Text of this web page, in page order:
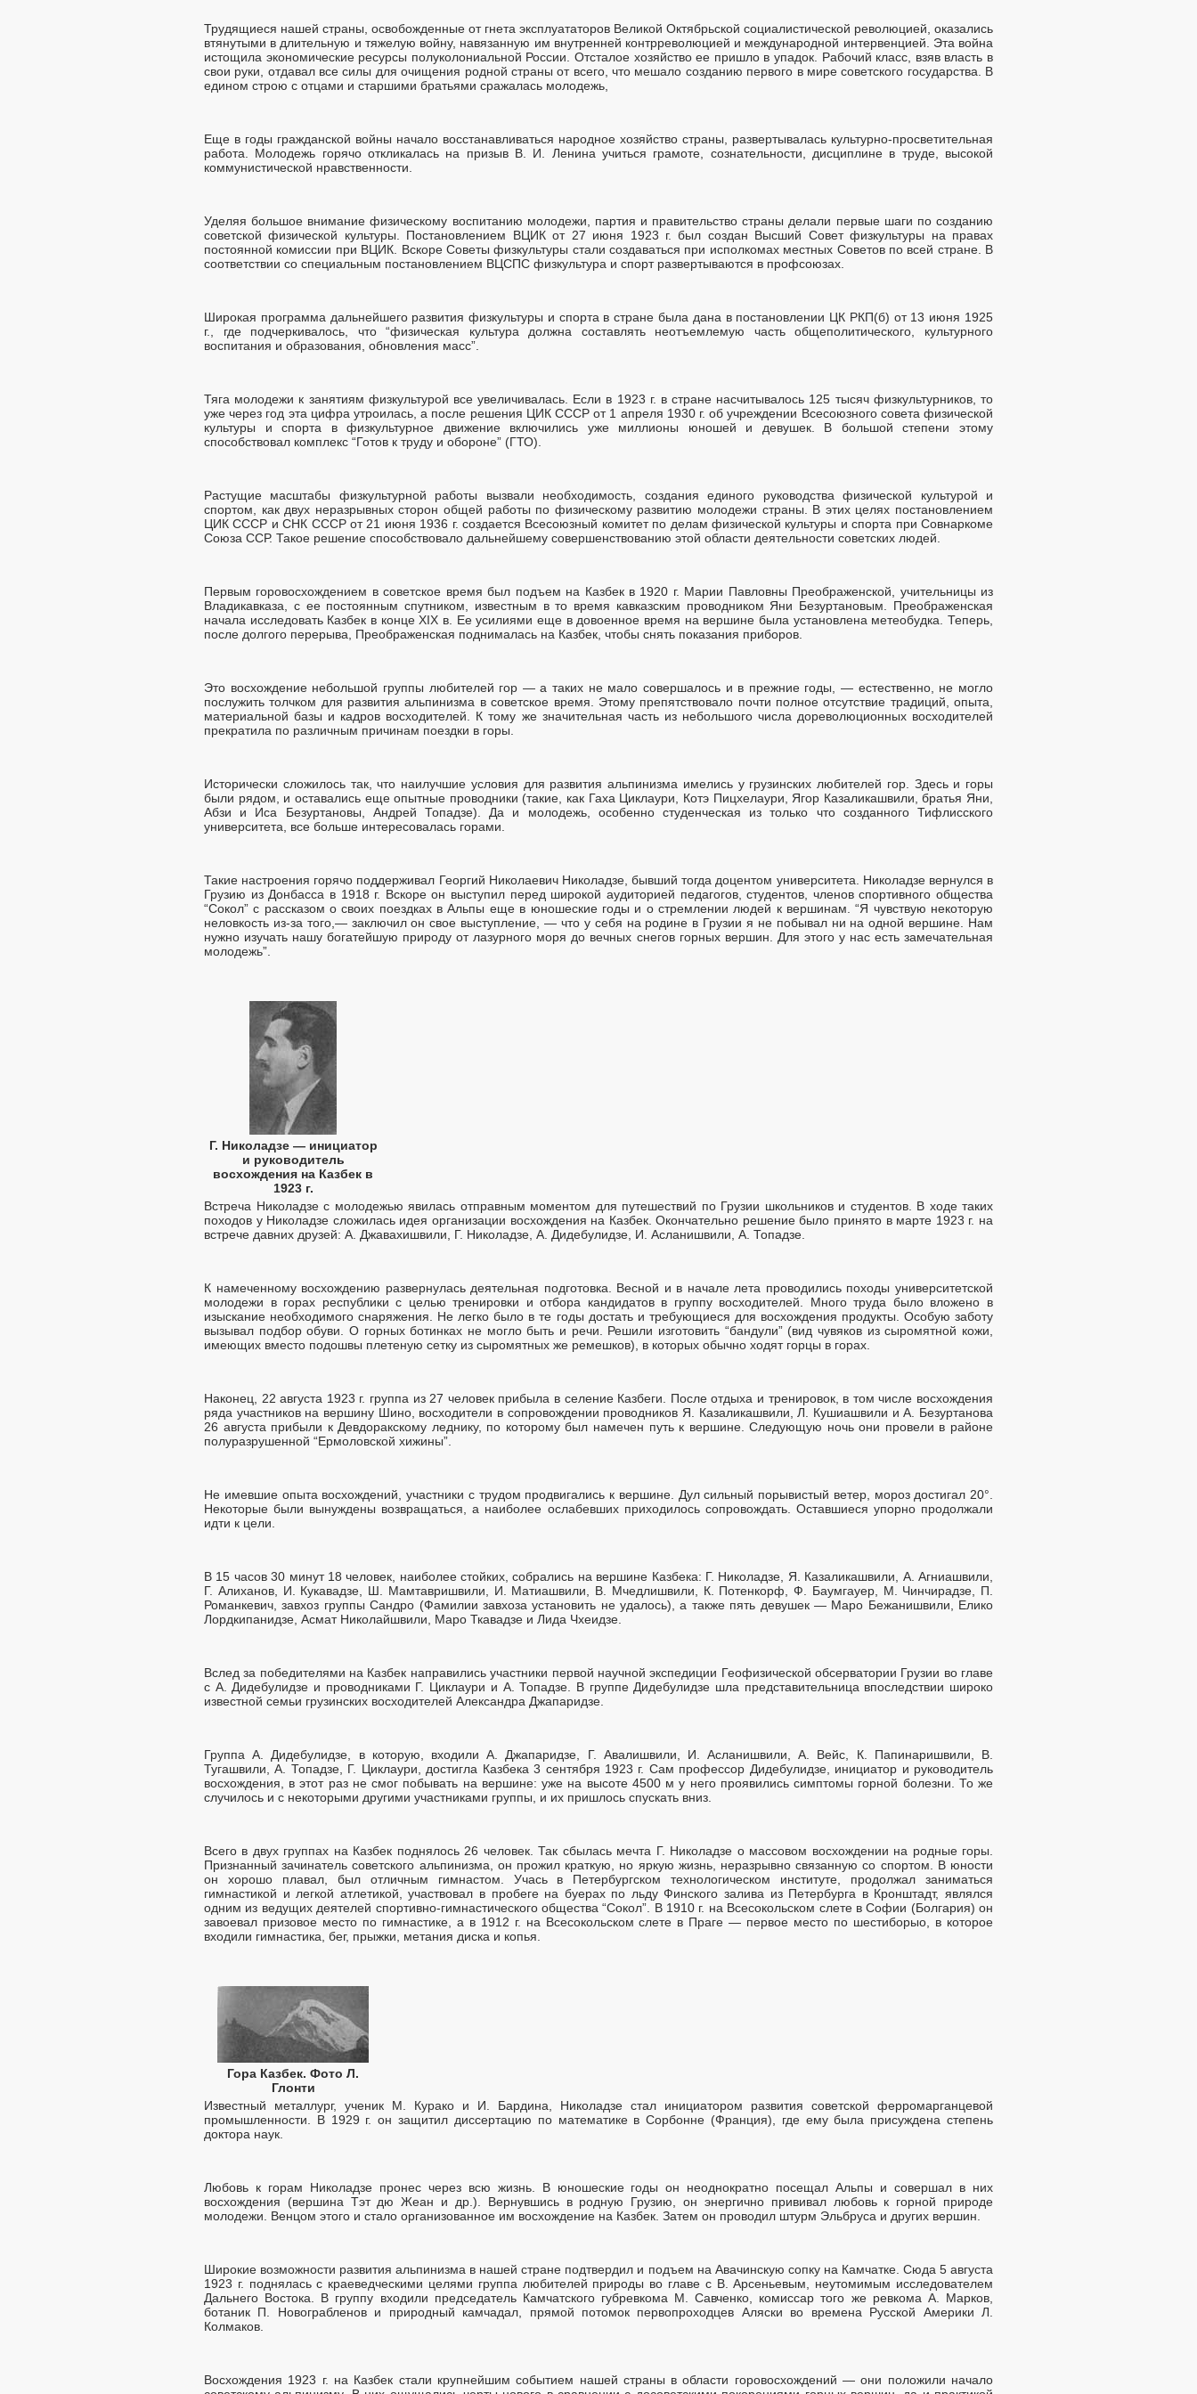
Трудящиеся нашей страны, освобожденные от гнета эксплуататоров Великой Октябрьской социалистической революцией, оказались
втянутыми в длительную и тяжелую войну, навязанную им внутренней контрреволюцией и международной интервенцией. Эта война
истощила экономические ресурсы полуколониальной России. Отсталое хозяйство ее пришло в упадок. Рабочий класс, взяв власть в
свои руки, отдавал все силы для очищения родной страны от всего, что мешало созданию первого в мире советского государства. В
едином строю с отцами и старшими братьями сражалась молодежь,
Еще в годы гражданской войны начало восстанавливаться народное хозяйство страны, развертывалась культурно-просветительная
работа. Молодежь горячо откликалась на призыв В. И. Ленина учиться грамоте, сознательности, дисциплине в труде, высокой
коммунистической нравственности.
Уделяя большое внимание физическому воспитанию молодежи, партия и правительство страны делали первые шаги по созданию
советской физической культуры. Постановлением ВЦИК от 27 июня 1923 г. был создан Высший Совет физкультуры на правах
постоянной комиссии при ВЦИК. Вскоре Советы физкультуры стали создаваться при исполкомах местных Советов по всей стране. В
соответствии со специальным постановлением ВЦСПС физкультура и спорт развертываются в профсоюзах.
Широкая программа дальнейшего развития физкультуры и спорта в стране была дана в постановлении ЦК РКП(б) от 13 июня 1925
г., где подчеркивалось, что “физическая культура должна составлять неотъемлемую часть общеполитического, культурного
воспитания и образования, обновления масс”.
Тяга молодежи к занятиям физкультурой все увеличивалась. Если в 1923 г. в стране насчитывалось 125 тысяч физкультурников, то
уже через год эта цифра утроилась, а после решения ЦИК СССР от 1 апреля 1930 г. об учреждении Всесоюзного совета физической
культуры и спорта в физкультурное движение включились уже миллионы юношей и девушек. В большой степени этому
способствовал комплекс “Готов к труду и обороне” (ГТО).
Растущие масштабы физкультурной работы вызвали необходимость, создания единого руководства физической культурой и
спортом, как двух неразрывных сторон общей работы по физическому развитию молодежи страны. В этих целях постановлением
ЦИК СССР и СНК СССР от 21 июня 1936 г. создается Всесоюзный комитет по делам физической культуры и спорта при Совнаркоме
Союза ССР. Такое решение способствовало дальнейшему совершенствованию этой области деятельности советских людей.
Первым горовосхождением в советское время был подъем на Казбек в 1920 г. Марии Павловны Преображенской, учительницы из
Владикавказа, с ее постоянным спутником, известным в то время кавказским проводником Яни Безуртановым. Преображенская
начала исследовать Казбек в конце XIX в. Ее усилиями еще в довоенное время на вершине была установлена метеобудка. Теперь,
после долгого перерыва, Преображенская поднималась на Казбек, чтобы снять показания приборов.
Это восхождение небольшой группы любителей гор — а таких не мало совершалось и в прежние годы, — естественно, не могло
послужить толчком для развития альпинизма в советское время. Этому препятствовало почти полное отсутствие традиций, опыта,
материальной базы и кадров восходителей. К тому же значительная часть из небольшого числа дореволюционных восходителей
прекратила по различным причинам поездки в горы.
Исторически сложилось так, что наилучшие условия для развития альпинизма имелись у грузинских любителей гор. Здесь и горы
были рядом, и оставались еще опытные проводники (такие, как Гаха Циклаури, Котэ Пицхелаури, Ягор Казаликашвили, братья Яни,
Абзи и Иса Безуртановы, Андрей Топадзе). Да и молодежь, особенно студенческая из только что созданного Тифлисского
университета, все больше интересовалась горами.
Такие настроения горячо поддерживал Георгий Николаевич Николадзе, бывший тогда доцентом университета. Николадзе вернулся в
Грузию из Донбасса в 1918 г. Вскоре он выступил перед широкой аудиторией педагогов, студентов, членов спортивного общества
“Сокол” с рассказом о своих поездках в Альпы еще в юношеские годы и о стремлении людей к вершинам. “Я чувствую некоторую
неловкость из-за того,— заключил он свое выступление, — что у себя на родине в Грузии я не побывал ни на одной вершине. Нам
нужно изучать нашу богатейшую природу от лазурного моря до вечных снегов горных вершин. Для этого у нас есть замечательная
молодежь”.
Г. Николадзе — инициатор
и руководитель
восхождения на Казбек в
1923 г.
Встреча Николадзе с молодежью явилась отправным моментом для путешествий по Грузии школьников и студентов. В ходе таких
походов у Николадзе сложилась идея организации восхождения на Казбек. Окончательно решение было принято в марте 1923 г. на
встрече давних друзей: А. Джавахишвили, Г. Николадзе, А. Дидебулидзе, И. Асланишвили, А. Топадзе.
К намеченному восхождению развернулась деятельная подготовка. Весной и в начале лета проводились походы университетской
молодежи в горах республики с целью тренировки и отбора кандидатов в группу восходителей. Много труда было вложено в
изыскание необходимого снаряжения. Не легко было в те годы достать и требующиеся для восхождения продукты. Особую заботу
вызывал подбор обуви. О горных ботинках не могло быть и речи. Решили изготовить “бандули” (вид чувяков из сыромятной кожи,
имеющих вместо подошвы плетеную сетку из сыромятных же ремешков), в которых обычно ходят горцы в горах.
Наконец, 22 августа 1923 г. группа из 27 человек прибыла в селение Казбеги. После отдыха и тренировок, в том числе восхождения
ряда участников на вершину Шино, восходители в сопровождении проводников Я. Казаликашвили, Л. Кушиашвили и А. Безуртанова
26 августа прибыли к Девдоракскому леднику, по которому был намечен путь к вершине. Следующую ночь они провели в районе
полуразрушенной “Ермоловской хижины”.
Не имевшие опыта восхождений, участники с трудом продвигались к вершине. Дул сильный порывистый ветер, мороз достигал 20°.
Некоторые были вынуждены возвращаться, а наиболее ослабевших приходилось сопровождать. Оставшиеся упорно продолжали
идти к цели.
В 15 часов 30 минут 18 человек, наиболее стойких, собрались на вершине Казбека: Г. Николадзе, Я. Казаликашвили, А. Агниашвили,
Г. Алиханов, И. Кукавадзе, Ш. Мамтавришвили, И. Матиашвили, В. Мчедлишвили, К. Потенкорф, Ф. Баумгауер, М. Чинчирадзе, П.
Романкевич, завхоз группы Сандро (Фамилии завхоза установить не удалось), а также пять девушек — Маро Бежанишвили, Елико
Лордкипанидзе, Асмат Николайшвили, Маро Ткавадзе и Лида Чхеидзе.
Вслед за победителями на Казбек направились участники первой научной экспедиции Геофизической обсерватории Грузии во главе
с А. Дидебулидзе и проводниками Г. Циклаури и А. Топадзе. В группе Дидебулидзе шла представительница впоследствии широко
известной семьи грузинских восходителей Александра Джапаридзе.
Группа А. Дидебулидзе, в которую, входили А. Джапаридзе, Г. Авалишвили, И. Асланишвили, А. Вейс, К. Папинаришвили, В.
Тугашвили, А. Топадзе, Г. Циклаури, достигла Казбека 3 сентября 1923 г. Сам профессор Дидебулидзе, инициатор и руководитель
восхождения, в этот раз не смог побывать на вершине: уже на высоте 4500 м у него проявились симптомы горной болезни. То же
случилось и с некоторыми другими участниками группы, и их пришлось спускать вниз.
Всего в двух группах на Казбек поднялось 26 человек. Так сбылась мечта Г. Николадзе о массовом восхождении на родные горы.
Признанный зачинатель советского альпинизма, он прожил краткую, но яркую жизнь, неразрывно связанную со спортом. В юности
он хорошо плавал, был отличным гимнастом. Учась в Петербургском технологическом институте, продолжал заниматься
гимнастикой и легкой атлетикой, участвовал в пробеге на буерах по льду Финского залива из Петербурга в Кронштадт, являлся
одним из ведущих деятелей спортивно-гимнастического общества “Сокол”. В 1910 г. на Всесокольском слете в Софии (Болгария) он
завоевал призовое место по гимнастике, а в 1912 г. на Всесокольском слете в Праге — первое место по шестиборыо, в которое
входили гимнастика, бег, прыжки, метания диска и копья.
Гора Казбек. Фото Л.
Глонти
Известный металлург, ученик М. Курако и И. Бардина, Николадзе стал инициатором развития советской ферромарганцевой
промышленности. В 1929 г. он защитил диссертацию по математике в Сорбонне (Франция), где ему была присуждена степень
доктора наук.
Любовь к горам Николадзе пронес через всю жизнь. В юношеские годы он неоднократно посещал Альпы и совершал в них
восхождения (вершина Тэт дю Жеан и др.). Вернувшись в родную Грузию, он энергично прививал любовь к горной природе
молодежи. Венцом этого и стало организованное им восхождение на Казбек. Затем он проводил штурм Эльбруса и других вершин.
Широкие возможности развития альпинизма в нашей стране подтвердил и подъем на Авачинскую сопку на Камчатке. Сюда 5 августа
1923 г. поднялась с краеведческими целями группа любителей природы во главе с В. Арсеньевым, неутомимым исследователем
Дальнего Востока. В группу входили председатель Камчатского губревкома М. Савченко, комиссар того же ревкома А. Марков,
ботаник П. Новограбленов и природный камчадал, прямой потомок первопроходцев Аляски во времена Русской Америки Л.
Колмаков.
Восхождения 1923 г. на Казбек стали крупнейшим событием нашей страны в области горовосхождений — они положили начало